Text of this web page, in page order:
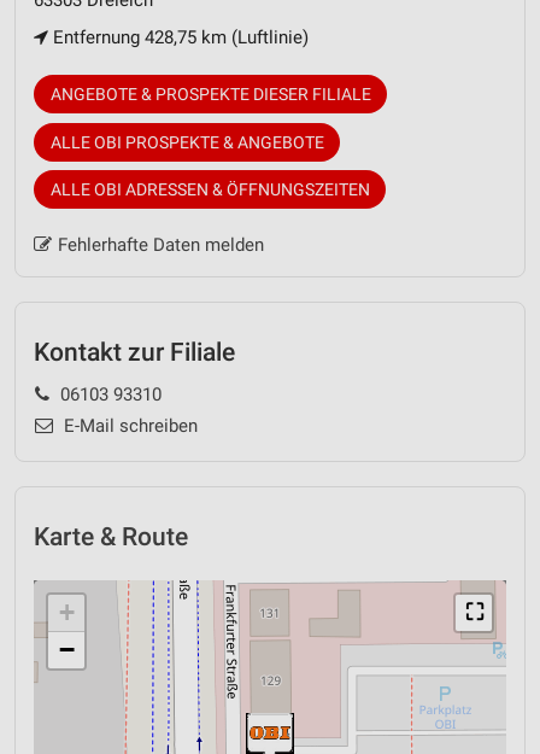
Entfernung 428,75 km (Luftlinie)
ANGEBOTE & PROSPEKTE DIESER FILIALE
ALLE OBI PROSPEKTE & ANGEBOTE
ALLE OBI ADRESSEN & ÖFFNUNGSZEITEN
Fehlerhafte Daten melden
Kontakt zur Filiale
06103 93310
E-Mail schreiben
Karte & Route
⛶
+
−